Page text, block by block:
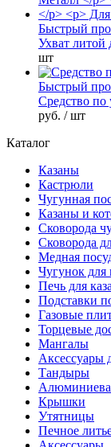
Быстрый
Ухват литой
шт
Быстрый
Средство по
руб. / шт
Каталог
Казаны
Кастрюли
Чугунная
Казаны и
Сковорода
Сковорода
Медная
Чугунок для
Печь для
Подставки
Газовые
Торцевые
Мангалы
Аксессуары
Тандыры
Крышки
Утятницы
Печное